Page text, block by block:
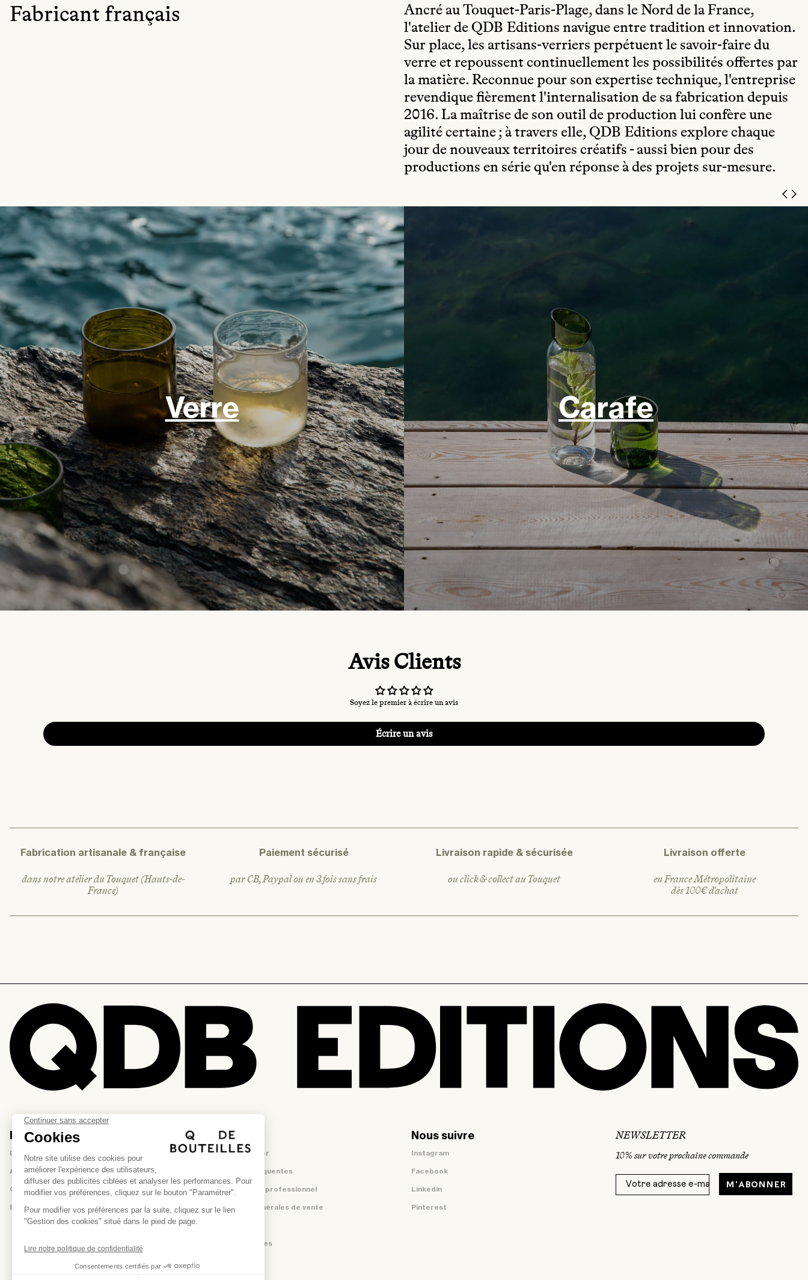
Fabricant français
Ancré au Touquet-Paris-Plage, dans le Nord de la France,
l'atelier de QDB Editions navigue entre tradition et innovation.
Sur place, les artisans-verriers perpétuent le savoir-faire du
verre et repoussent continuellement les possibilités offertes par
la matière. Reconnue pour son expertise technique, l'entreprise
revendique fièrement l'internalisation de sa fabrication depuis
2016. La maîtrise de son outil de production lui confère une
agilité certaine ; à travers elle, QDB Editions explore chaque
jour de nouveaux territoires créatifs - aussi bien pour des
productions en série qu'en réponse à des projets sur-mesure.
Verre Carafe
Avis Clients
Soyez le premier à écrire un avis
Écrire un avis
Fabrication artisanale & française
dans notre atelier du Touquet (Hauts-de-
France)
Paiement sécurisé
par CB, Paypal ou en 3 fois sans frais
Livraison rapide & sécurisée
ou click & collect au Touquet
Livraison offerte
en France Métropolitaine
dès 100€ d'achat
La marque
La marque
Atelier-boutique
Où nous trouver
Rejoindre l'équipe
Aide
Nous contacter
Questions fréquentes
Compte client professionnel
Conditions générales de vente
Mentions légales
Nous suivre
Instagram
Facebook
Linkedin
Pinterest
NEWSLETTER
10% sur votre prochaine commande
M'abonner
commun pour un anniversaire.